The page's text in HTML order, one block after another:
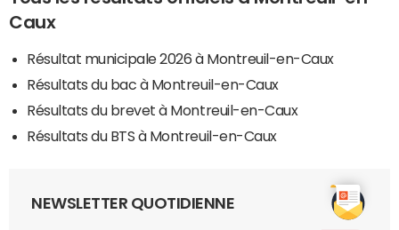
Caux
Résultat municipale 2026 à Montreuil-en-Caux
Résultats du bac à Montreuil-en-Caux
Résultats du brevet à Montreuil-en-Caux
Résultats du BTS à Montreuil-en-Caux
NEWSLETTER QUOTIDIENNE